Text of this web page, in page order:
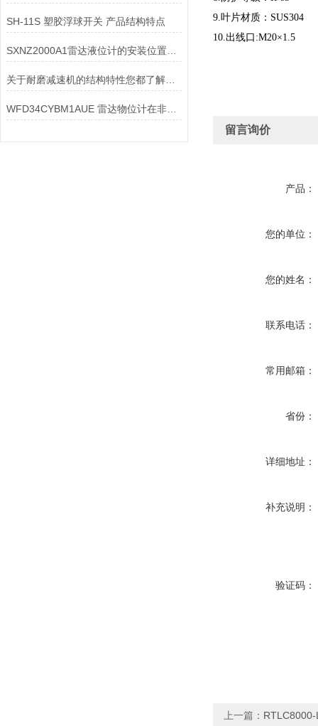
SH-11S 塑胶浮球开关 产品结构特点
关于耐磨减速机的结构特性您都了解吗？
WFD34CYBM1AUE 雷达物位计在非接触测量方面有哪些技术优势
9.叶片材质：SUS304
10.出线口:M20×1.5
留言询价
产品：
您的单位：
您的姓名：
联系电话：
常用邮箱：
省份：
详细地址：
补充说明：
验证码：
上一篇：